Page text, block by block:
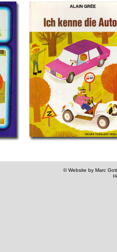
© Website by Marc